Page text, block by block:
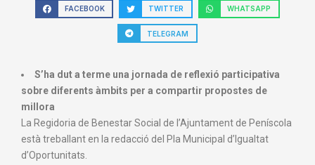
FACEBOOK TWITTER WHATSAPP
TELEGRAM
S’ha dut a terme una jornada de reflexió participativa
sobre diferents àmbits per a compartir propostes de
millora
La Regidoria de Benestar Social de l’Ajuntament de Peníscola
està treballant en la redacció del Pla Municipal d’Igualtat
d’Oportunitats.